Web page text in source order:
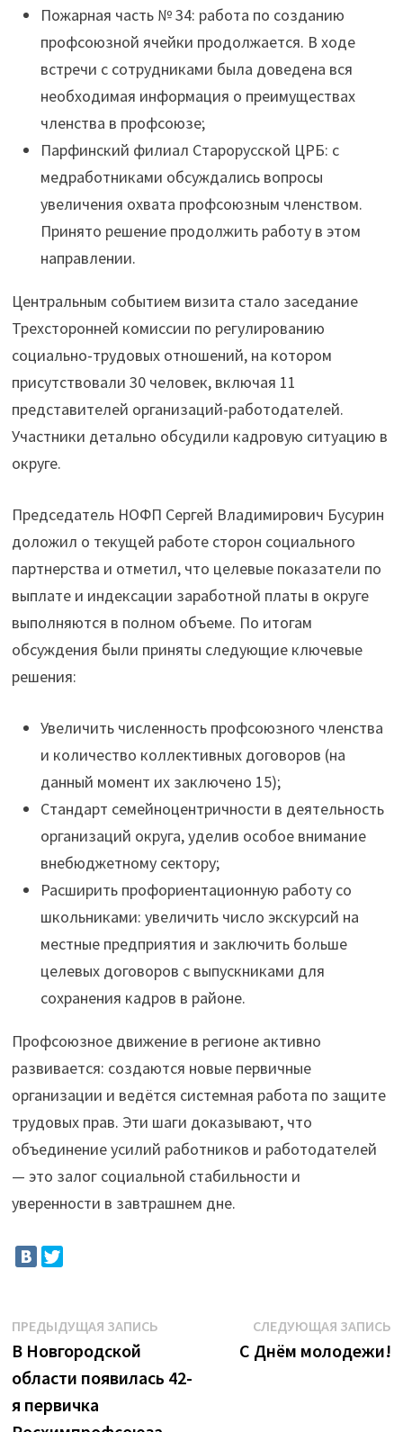
Пожарная часть № 34: работа по созданию
профсоюзной ячейки продолжается. В ходе
встречи с сотрудниками была доведена вся
необходимая информация о преимуществах
членства в профсоюзе;
Парфинский филиал Старорусской ЦРБ: с
медработниками обсуждались вопросы
увеличения охвата профсоюзным членством.
Принято решение продолжить работу в этом
направлении.
Центральным событием визита стало заседание
Трехсторонней комиссии по регулированию
социально-трудовых отношений, на котором
присутствовали 30 человек, включая 11
представителей организаций-работодателей.
Участники детально обсудили кадровую ситуацию в
округе.
Председатель НОФП Сергей Владимирович Бусурин
доложил о текущей работе сторон социального
партнерства и отметил, что целевые показатели по
выплате и индексации заработной платы в округе
выполняются в полном объеме. По итогам
обсуждения были приняты следующие ключевые
решения:
Увеличить численность профсоюзного членства
и количество коллективных договоров (на
данный момент их заключено 15);
Стандарт семейноцентричности в деятельность
организаций округа, уделив особое внимание
внебюджетному сектору;
Расширить профориентационную работу со
школьниками: увеличить число экскурсий на
местные предприятия и заключить больше
целевых договоров с выпускниками для
сохранения кадров в районе.
Профсоюзное движение в регионе активно
развивается: создаются новые первичные
организации и ведётся системная работа по защите
трудовых прав. Эти шаги доказывают, что
объединение усилий работников и работодателей
— это залог социальной стабильности и
уверенности в завтрашнем дне.
Навигация
по
записям
ПРЕДЫДУЩАЯ ЗАПИСЬ
В Новгородской
области появилась 42-
я первичка
СЛЕДУЮЩАЯ ЗАПИСЬ
С Днём молодежи!